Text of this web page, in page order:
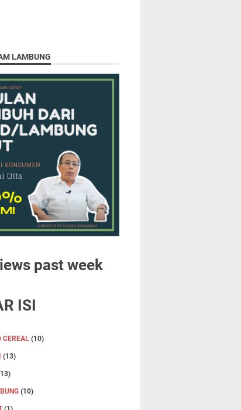
LAMBUNG
past week
ISI
CEREAL (10)
(13)
(10)